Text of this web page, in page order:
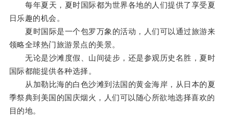
每年夏天，夏时国际都为世界各地的人们提供了享受夏
日乐趣的机会。
夏时国际是一个包罗万象的活动，人们可以通过旅游来
领略全球热门旅游景点的美景。
无论是沙滩度假、山间徒步，还是参观历史名胜，夏时
国际都能提供各种选择。
从加勒比海的白色沙滩到法国的黄金海岸，从日本的夏
季祭典到美国的国庆烟火，人们可以随心所欲地选择喜欢的
目的地。